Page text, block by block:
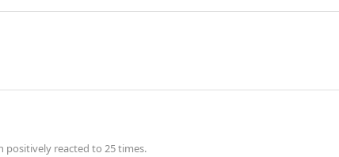
positively reacted to 25 times.